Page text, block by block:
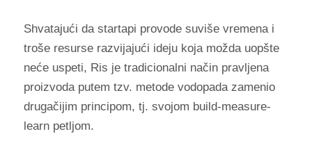
Shvatajući da startapi provode suviše vremena i
troše resurse razvijajući ideju koja možda uopšte
neće uspeti, Ris je tradicionalni način pravljena
proizvoda putem tzv. metode vodopada zamenio
drugačijim principom, tj. svojom build-measure-
learn petljom.